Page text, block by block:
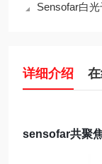
Sensofar白光干涉
详细介绍
sensofar共聚